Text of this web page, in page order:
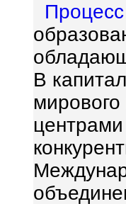
Процесс
В
мирового